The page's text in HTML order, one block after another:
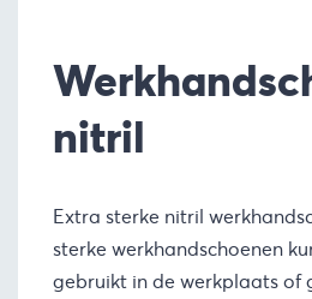
nitril
Extra sterke nitril
sterke werkhandschoenen
gebruikt in de werkplaats of